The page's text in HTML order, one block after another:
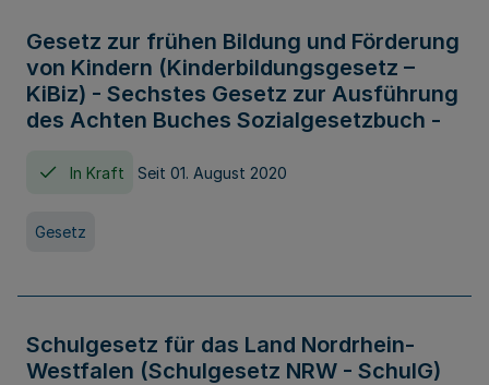
Gesetz zur frühen Bildung und Förderung
von Kindern (Kinderbildungsgesetz –
KiBiz) - Sechstes Gesetz zur Ausführung
des Achten Buches Sozialgesetzbuch -
In Kraft Seit 01. August 2020
Gesetz
Schulgesetz für das Land Nordrhein-
Westfalen (Schulgesetz NRW - SchulG)